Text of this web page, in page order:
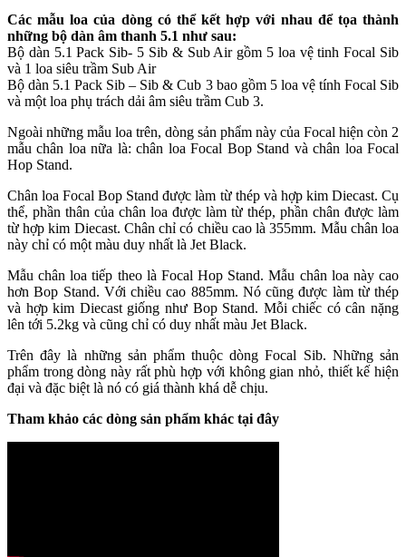
Các mẫu loa của dòng có thể kết hợp với nhau để tọa thành
những bộ dàn âm thanh 5.1 như sau:
Bộ dàn 5.1 Pack Sib- 5 Sib & Sub Air gồm 5 loa vệ tinh Focal Sib
và 1 loa siêu trầm Sub Air
Bộ dàn 5.1 Pack Sib – Sib & Cub 3 bao gồm 5 loa vệ tính Focal Sib
và một loa phụ trách dải âm siêu trầm Cub 3.
Ngoài những mẫu loa trên, dòng sản phẩm này của Focal hiện còn 2
mẫu chân loa nữa là: chân loa Focal Bop Stand và chân loa Focal
Hop Stand.
Chân loa Focal Bop Stand được làm từ thép và hợp kim Diecast. Cụ
thể, phần thân của chân loa được làm từ thép, phần chân được làm
từ hợp kim Diecast. Chân chỉ có chiều cao là 355mm. Mẫu chân loa
này chỉ có một màu duy nhất là Jet Black.
Mẫu chân loa tiếp theo là Focal Hop Stand. Mẫu chân loa này cao
hơn Bop Stand. Với chiều cao 885mm. Nó cũng được làm từ thép
và hợp kim Diecast giống như Bop Stand. Mỗi chiếc có cân nặng
lên tới 5.2kg và cũng chỉ có duy nhất màu Jet Black.
Trên đây là những sản phẩm thuộc dòng Focal Sib. Những sản
phẩm trong dòng này rất phù hợp với không gian nhỏ, thiết kế hiện
đại và đặc biệt là nó có giá thành khá dễ chịu.
Tham khảo các dòng sản phẩm khác tại đây